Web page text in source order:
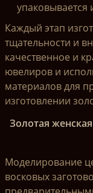
упаковывается
Каждый этап
тщательности и
качественное и
ювелиров и
материалов для
изготовлении
Золотая
Моделирование
восковых